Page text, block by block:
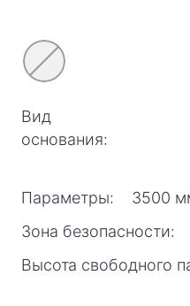
Вид
основания:
Параметры: 3500
Зона безопасности:
Высота свободного